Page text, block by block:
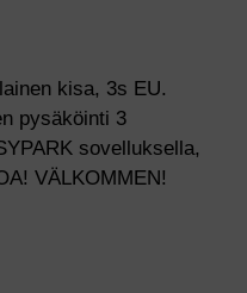
kisa, 3s EU.
pysäköinti 3
sovelluksella,
VÄLKOMMEN!